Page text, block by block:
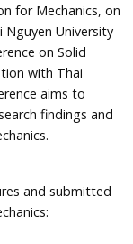
for Mechanics, on
University
on Solid
with Thai
aims to
findings and
and submitted